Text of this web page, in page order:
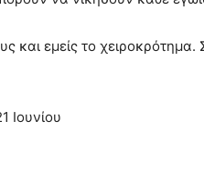
και εμείς το
Ιουνίου